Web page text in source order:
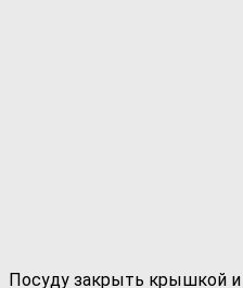
Посуду закрыть крышкой и